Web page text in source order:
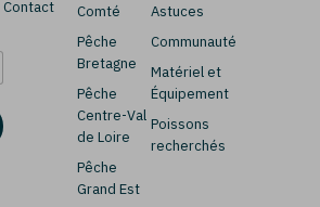
Contact
Comté
Pêche
Bretagne
Pêche
Centre-Val
de Loire
Pêche
Grand Est
Astuces
Communauté
Matériel et
Équipement
Poissons
recherchés